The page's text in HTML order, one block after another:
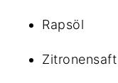
Rapsöl
Zitronensaft